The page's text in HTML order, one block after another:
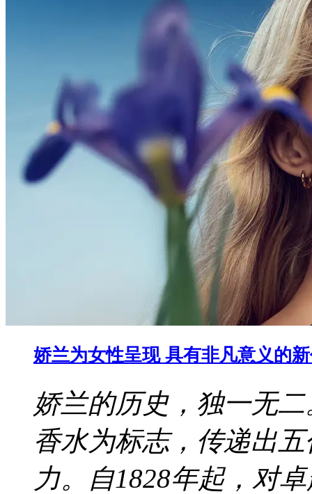
娇兰为女性呈现 具有非凡意义的
娇兰的历史，独一无
香水为标志，传递出
力。自1828年起，对